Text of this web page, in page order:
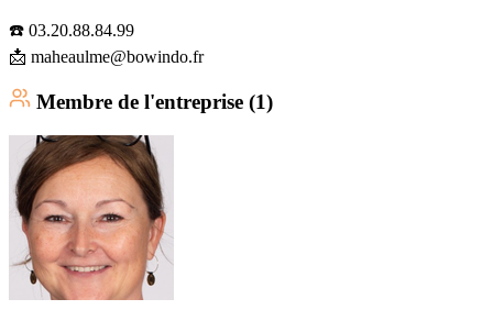
☎️ 03.20.88.84.99
📩 maheaulme@bowindo.fr
Membre de l'entreprise (1)